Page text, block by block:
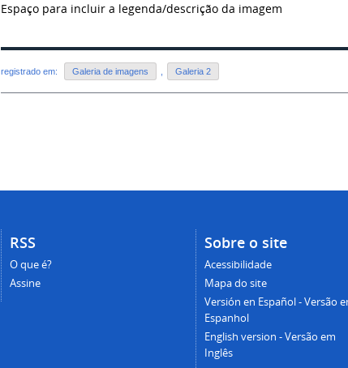
Espaço para incluir a legenda/descrição da imagem
registrado em: Galeria de imagens Galeria 2
RSS
O que é?
Assine
Sobre o site
Acessibilidade
Mapa do site
Versión en Español - Versão
Espanhol
English version - Versão em
Inglês